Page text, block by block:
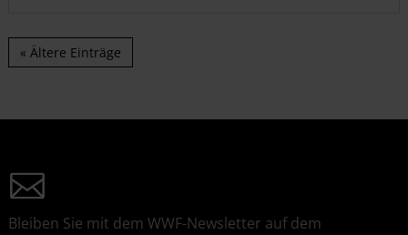
« Ältere Einträge
Bleiben Sie mit dem WWF-Newsletter auf dem